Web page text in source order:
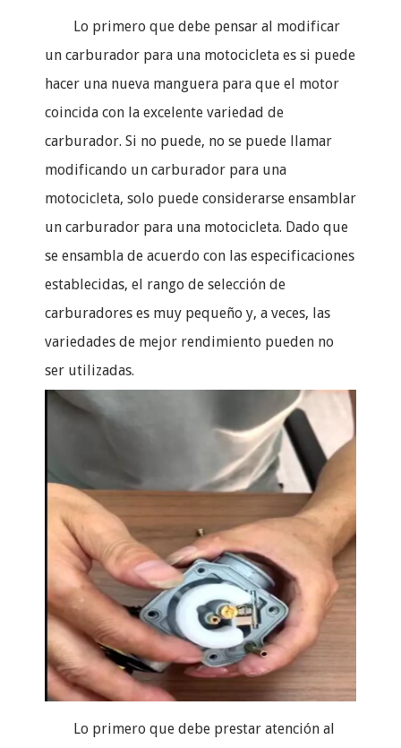
Lo primero que debe pensar al modificar
un carburador para una motocicleta es si puede
hacer una nueva manguera para que el motor
coincida con la excelente variedad de
carburador. Si no puede, no se puede llamar
modificando un carburador para una
motocicleta, solo puede considerarse ensamblar
un carburador para una motocicleta. Dado que
se ensambla de acuerdo con las especificaciones
establecidas, el rango de selección de
carburadores es muy pequeño y, a veces, las
variedades de mejor rendimiento pueden no
ser utilizadas.
Lo primero que debe prestar atención al